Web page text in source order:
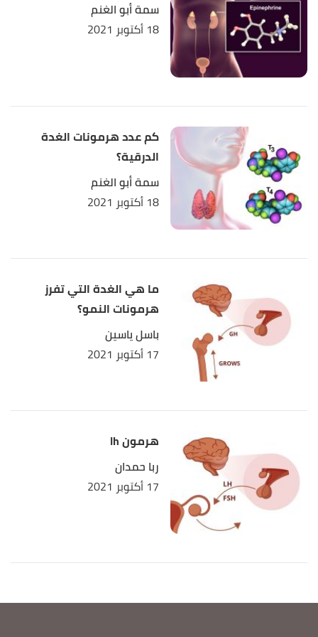
سمة أبو الغنم
18 أكتوبر 2021
كم عدد هرمونات الغدة
الدرقية؟
سمة أبو الغنم
18 أكتوبر 2021
ما هي الغدة التي تفرز
هرمونات النمو؟
باسل ياسين
17 أكتوبر 2021
هرمون lh
ربا حمدان
17 أكتوبر 2021